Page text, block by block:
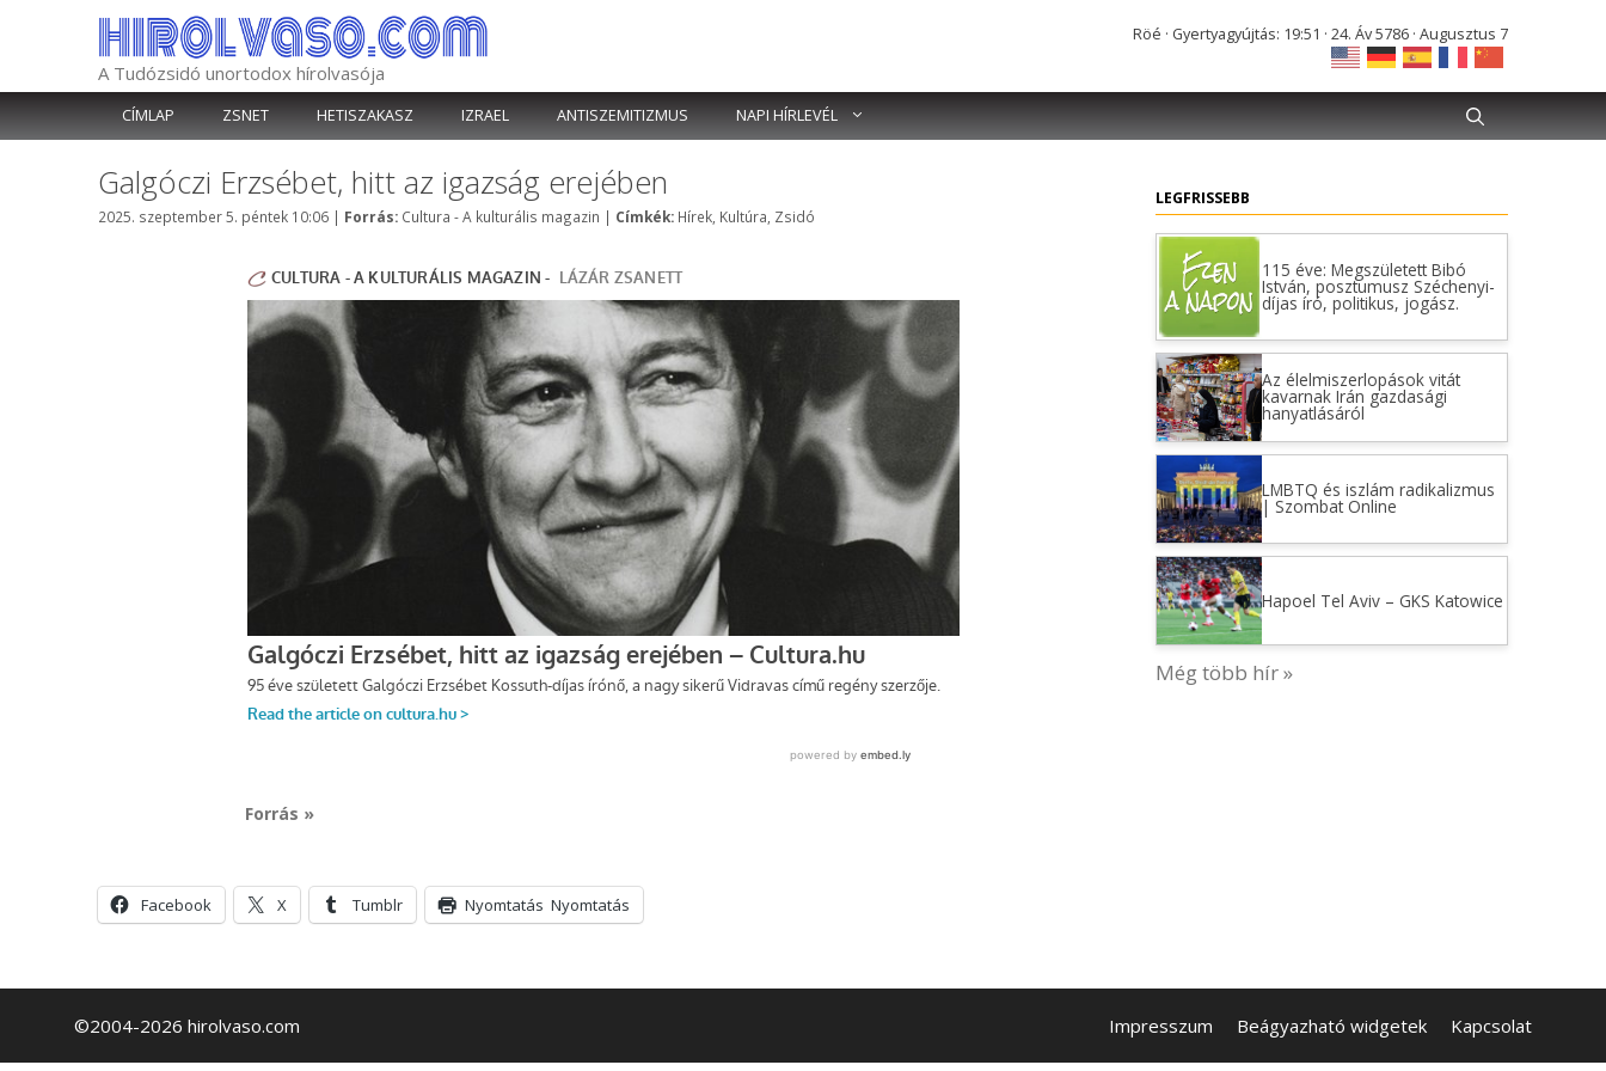
A Tudózsidó unortodox hírolvasója
Röé · Gyertyagyújtás: 19:51 · 24. Áv 5786 · Augusztus 7
CÍMLAP ZSNET HETISZAKASZ IZRAEL ANTISZEMITIZMUS NAPI HÍRLEVÉL
Galgóczi Erzsébet, hitt az igazság erejében
2025. szeptember 5. péntek 10:06 | Forrás: Kategória
Cultura - A kulturális magazin | Címkék: Címkék
Hírek Kultúra Zsidó
Forrás »
Facebook X Tumblr Nyomtatás Nyomtatás
LEGFRISSEBB
115 éve: Megszületett Bibó
István, posztumusz Széchenyi-
díjas író, politikus, jogász.
Az élelmiszerlopások vitát
kavarnak Irán gazdasági
hanyatlásáról
LMBTQ és iszlám radikalizmus
| Szombat Online
Hapoel Tel Aviv – GKS Katowice
Még több hír »
Impresszum Beágyazható widgetek Kapcsolat
©2004-2026 hirolvaso.com